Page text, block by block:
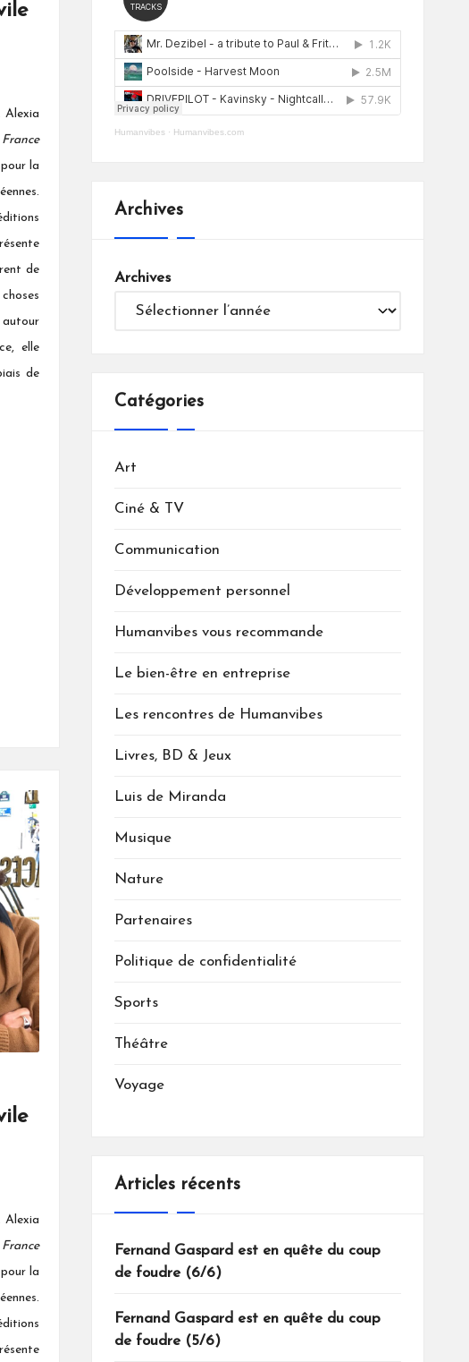
Alexia
France
la
de
elle
de
Alexia
France
la
Humanvibes· Humanvibes.com
Archives
Archives
Catégories
Art
Ciné & TV
Communication
Développement personnel
Humanvibes vous recommande
Le bien-être en entreprise
Les rencontres de Humanvibes
Livres, BD & Jeux
Luis de Miranda
Musique
Nature
Partenaires
Politique de confidentialité
Sports
Théâtre
Voyage
Articles récents
Fernand Gaspard est en quête du coup
de foudre (6/6)
Fernand Gaspard est en quête du coup
de foudre (5/6)